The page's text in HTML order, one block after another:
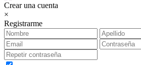
Crear una cuenta
×
Registrarme